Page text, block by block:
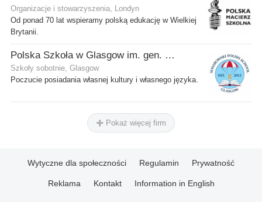
Organizacje i stowarzyszenia, Londyn
Od ponad 70 lat wspieramy polską edukację w Wielkiej
Brytanii.
Polska Szkoła w Glasgow im. gen. Stanisława Sosabowskiego
Szkoły sobotnie, Glasgow
Poczucie posiadania własnej kultury i własnego języka.
Pokaż więcej firm
Wytyczne dla społeczności Regulamin Prywatność
Reklama Kontakt Information in English